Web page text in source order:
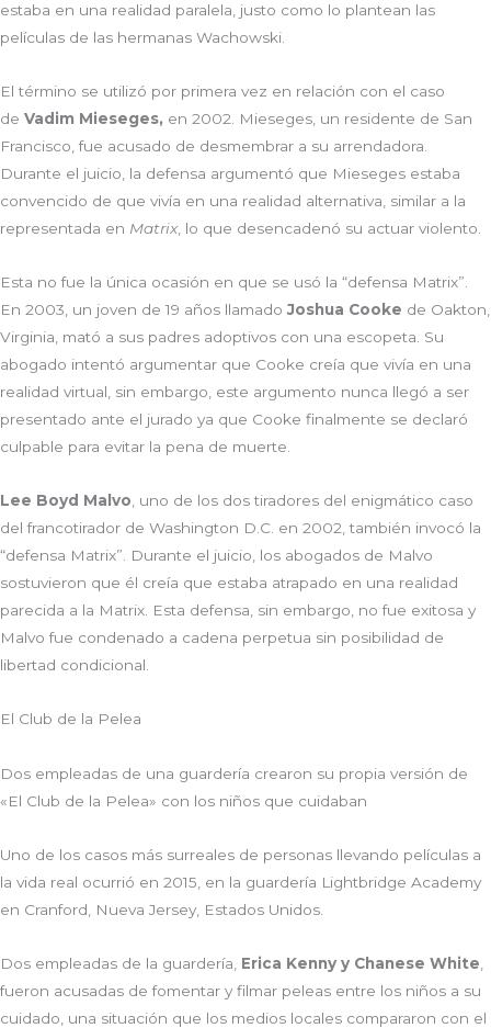
estaba en una realidad paralela, justo como lo plantean las
películas de las hermanas Wachowski.
El término se utilizó por primera vez en relación con el caso
de Vadim Mieseges, en 2002. Mieseges, un residente de San
Francisco, fue acusado de desmembrar a su arrendadora.
Durante el juicio, la defensa argumentó que Mieseges estaba
convencido de que vivía en una realidad alternativa, similar a la
representada en Matrix , lo que desencadenó su actuar violento.
Esta no fue la única ocasión en que se usó la “defensa Matrix”.
En 2003, un joven de 19 años llamado Joshua Cooke de Oakton,
Virginia, mató a sus padres adoptivos con una escopeta. Su
abogado intentó argumentar que Cooke creía que vivía en una
realidad virtual, sin embargo, este argumento nunca llegó a ser
presentado ante el jurado ya que Cooke finalmente se declaró
culpable para evitar la pena de muerte.
Lee Boyd Malvo , uno de los dos tiradores del enigmático caso
del francotirador de Washington D.C. en 2002, también invocó la
“defensa Matrix”. Durante el juicio, los abogados de Malvo
sostuvieron que él creía que estaba atrapado en una realidad
parecida a la Matrix. Esta defensa, sin embargo, no fue exitosa y
Malvo fue condenado a cadena perpetua sin posibilidad de
libertad condicional.
El Club de la Pelea
Dos empleadas de una guardería crearon su propia versión de
«El Club de la Pelea» con los niños que cuidaban
Uno de los casos más surreales de personas llevando películas a
la vida real ocurrió en 2015, en la guardería Lightbridge Academy
en Cranford, Nueva Jersey, Estados Unidos.
Dos empleadas de la guardería, Erica Kenny y Chanese White
fueron acusadas de fomentar y filmar peleas entre los niños a su
cuidado, una situación que los medios locales compararon con el